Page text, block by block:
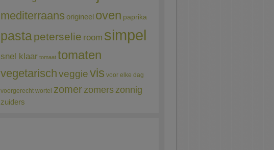
mediterraans origineel oven paprika
pastapeterselie room simpel
snel klaar tomaat tomaten
vegetarischveggievis voor elke dag
voorgerecht wortel zomerzomerszonnig
zuiders